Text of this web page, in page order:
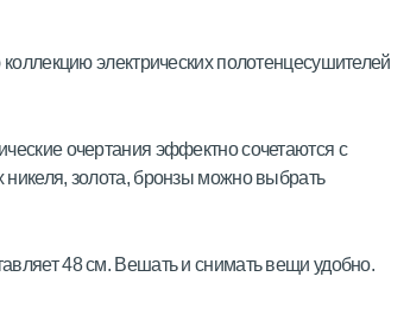
электрических полотенцесушителей
очертания эффектно сочетаются с
золота, бронзы можно выбрать
48 см. Вешать и снимать вещи удобно.